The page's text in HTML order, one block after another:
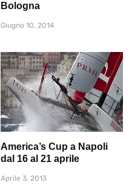
Bologna
Giugno 10, 2014
America’s Cup a Napoli
dal 16 al 21 aprile
Aprile 3, 2013